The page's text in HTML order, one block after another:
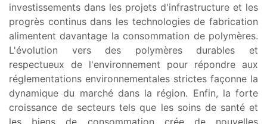
investissements dans les projets d'infrastructure et les
progrès continus dans les technologies de fabrication
alimentent davantage la consommation de polymères.
L'évolution vers des polymères durables et
respectueux de l'environnement pour répondre aux
réglementations environnementales strictes façonne la
dynamique du marché dans la région. Enfin, la forte
croissance de secteurs tels que les soins de santé et
les biens de consommation crée de nouvelles